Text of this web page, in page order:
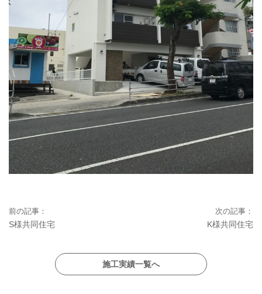
S様共同住宅 K様共同住宅
施工実績一覧へ